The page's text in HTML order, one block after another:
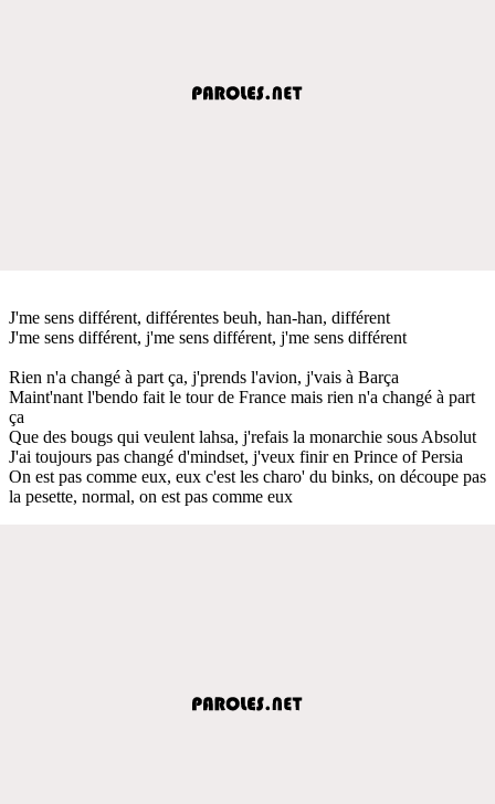
J'me sens différent, différentes beuh, han-han, différent
J'me sens différent, j'me sens différent, j'me sens différent
Rien n'a changé à part ça, j'prends l'avion, j'vais à Barça
Maint'nant l'bendo fait le tour de France mais rien n'a changé à part
ça
Que des bougs qui veulent lahsa, j'refais la monarchie sous Absolut
J'ai toujours pas changé d'mindset, j'veux finir en Prince of Persia
On est pas comme eux, eux c'est les charo' du binks, on découpe pas
la pesette, normal, on est pas comme eux